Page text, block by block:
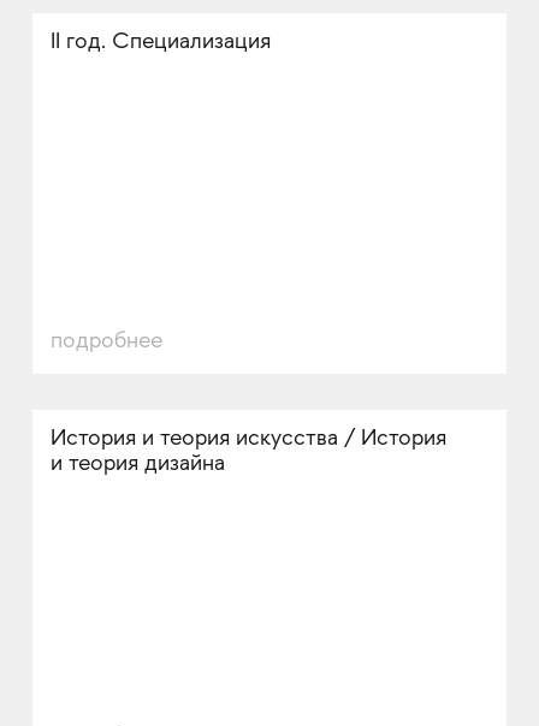
II год. Специализация
подробнее
История и теория искусства / История
и теория дизайна